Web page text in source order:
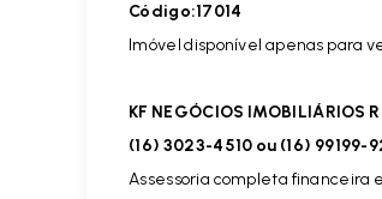
Código:17014
Imóvel disponível apenas para
KF NEGÓCIOS IMOBILIÁRIOS
(16) 3023-4510 ou (16) 99199-
Assessoria completa financeira